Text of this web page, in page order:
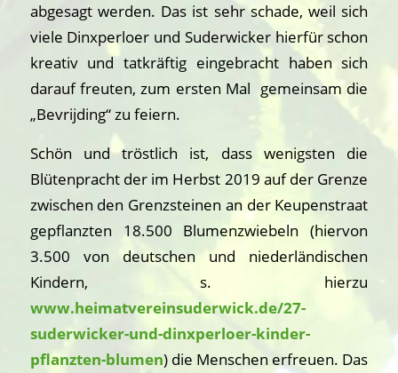
abgesagt werden. Das ist sehr schade, weil sich
viele Dinxperloer und Suderwicker hierfür schon
kreativ und tatkräftig eingebracht haben sich
darauf freuten, zum ersten Mal gemeinsam die
„Bevrijding“ zu feiern.
Schön und tröstlich ist, dass wenigsten die
Blütenpracht der im Herbst 2019 auf der Grenze
zwischen den Grenzsteinen an der Keupenstraat
gepflanzten 18.500 Blumenzwiebeln (hiervon
3.500 von deutschen und niederländischen
Kindern, s. hierzu
www.heimatvereinsuderwick.de/27-
suderwicker-und-dinxperloer-kinder-
pflanzten-blumen) die Menschen erfreuen. Das